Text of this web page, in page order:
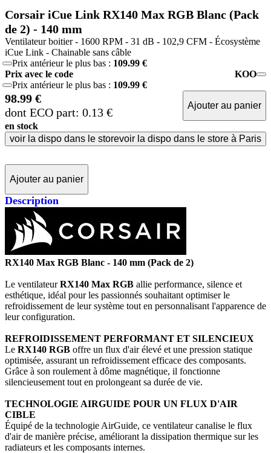
Corsair iCue Link RX140 Max RGB Blanc (Pack
de 2) - 140 mm
Ventilateur boitier - 1600 RPM - 31 dB - 102,9 CFM - Écosystème
iCue Link - Chainable sans câble
Prix antérieur le plus bas : 109.99 €
Prix avec le code
KOO
Prix antérieur le plus bas : 109.99 €
98.99 €
dont ECO part: 0.13 €
Ajouter au panier
en stock
voir la dispo dans le storevoir la dispo dans le store à Paris
Ajouter au panier
Description
RX140 Max RGB Blanc - 140 mm (Pack de 2)
Le ventilateurRX140 Max RGB allie performance, silence et
esthétique, idéal pour les passionnés souhaitant optimiser le
refroidissement de leur système tout en personnalisant l'apparence de
leur configuration.
REFROIDISSEMENT PERFORMANT ET SILENCIEUX
Le RX140 RGB offre un flux d'air élevé et une pression statique
optimisée, assurant un refroidissement efficace des composants.
Grâce à son roulement à dôme magnétique, il fonctionne
silencieusement tout en prolongeant sa durée de vie.
TECHNOLOGIE AIRGUIDE POUR UN FLUX D'AIR
CIBLE
Équipé de la technologie AirGuide, ce ventilateur canalise le flux
d'air de manière précise, améliorant la dissipation thermique sur les
radiateurs et les composants internes.